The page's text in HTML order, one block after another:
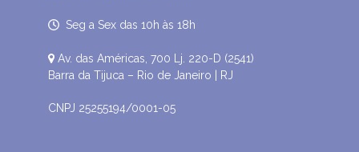
Seg a Sex das 10h às 18h
Av. das Américas, 700 Lj. 220-D (2541)
Barra da Tijuca – Rio de Janeiro | RJ
CNPJ 25255194/0001-05